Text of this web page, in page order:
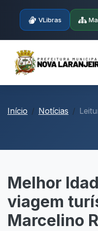
VLibras
Início Notícias
Melhor
viagem
Marcelino